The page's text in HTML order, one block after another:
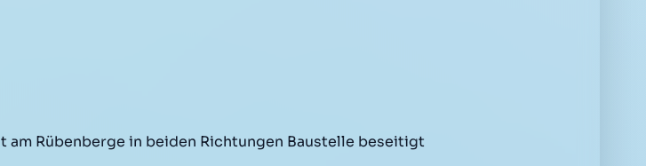
Rübenberge in beiden Richtungen Baustelle beseitigt